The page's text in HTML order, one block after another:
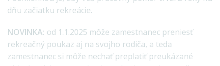
dňu začiatku rekreácie.
NOVINKA: od 1.1.2025 môže zamestnanec preniesť
rekreačný poukaz aj na svojho rodiča, a teda
zamestnanec si môže nechať preplatiť preukázané